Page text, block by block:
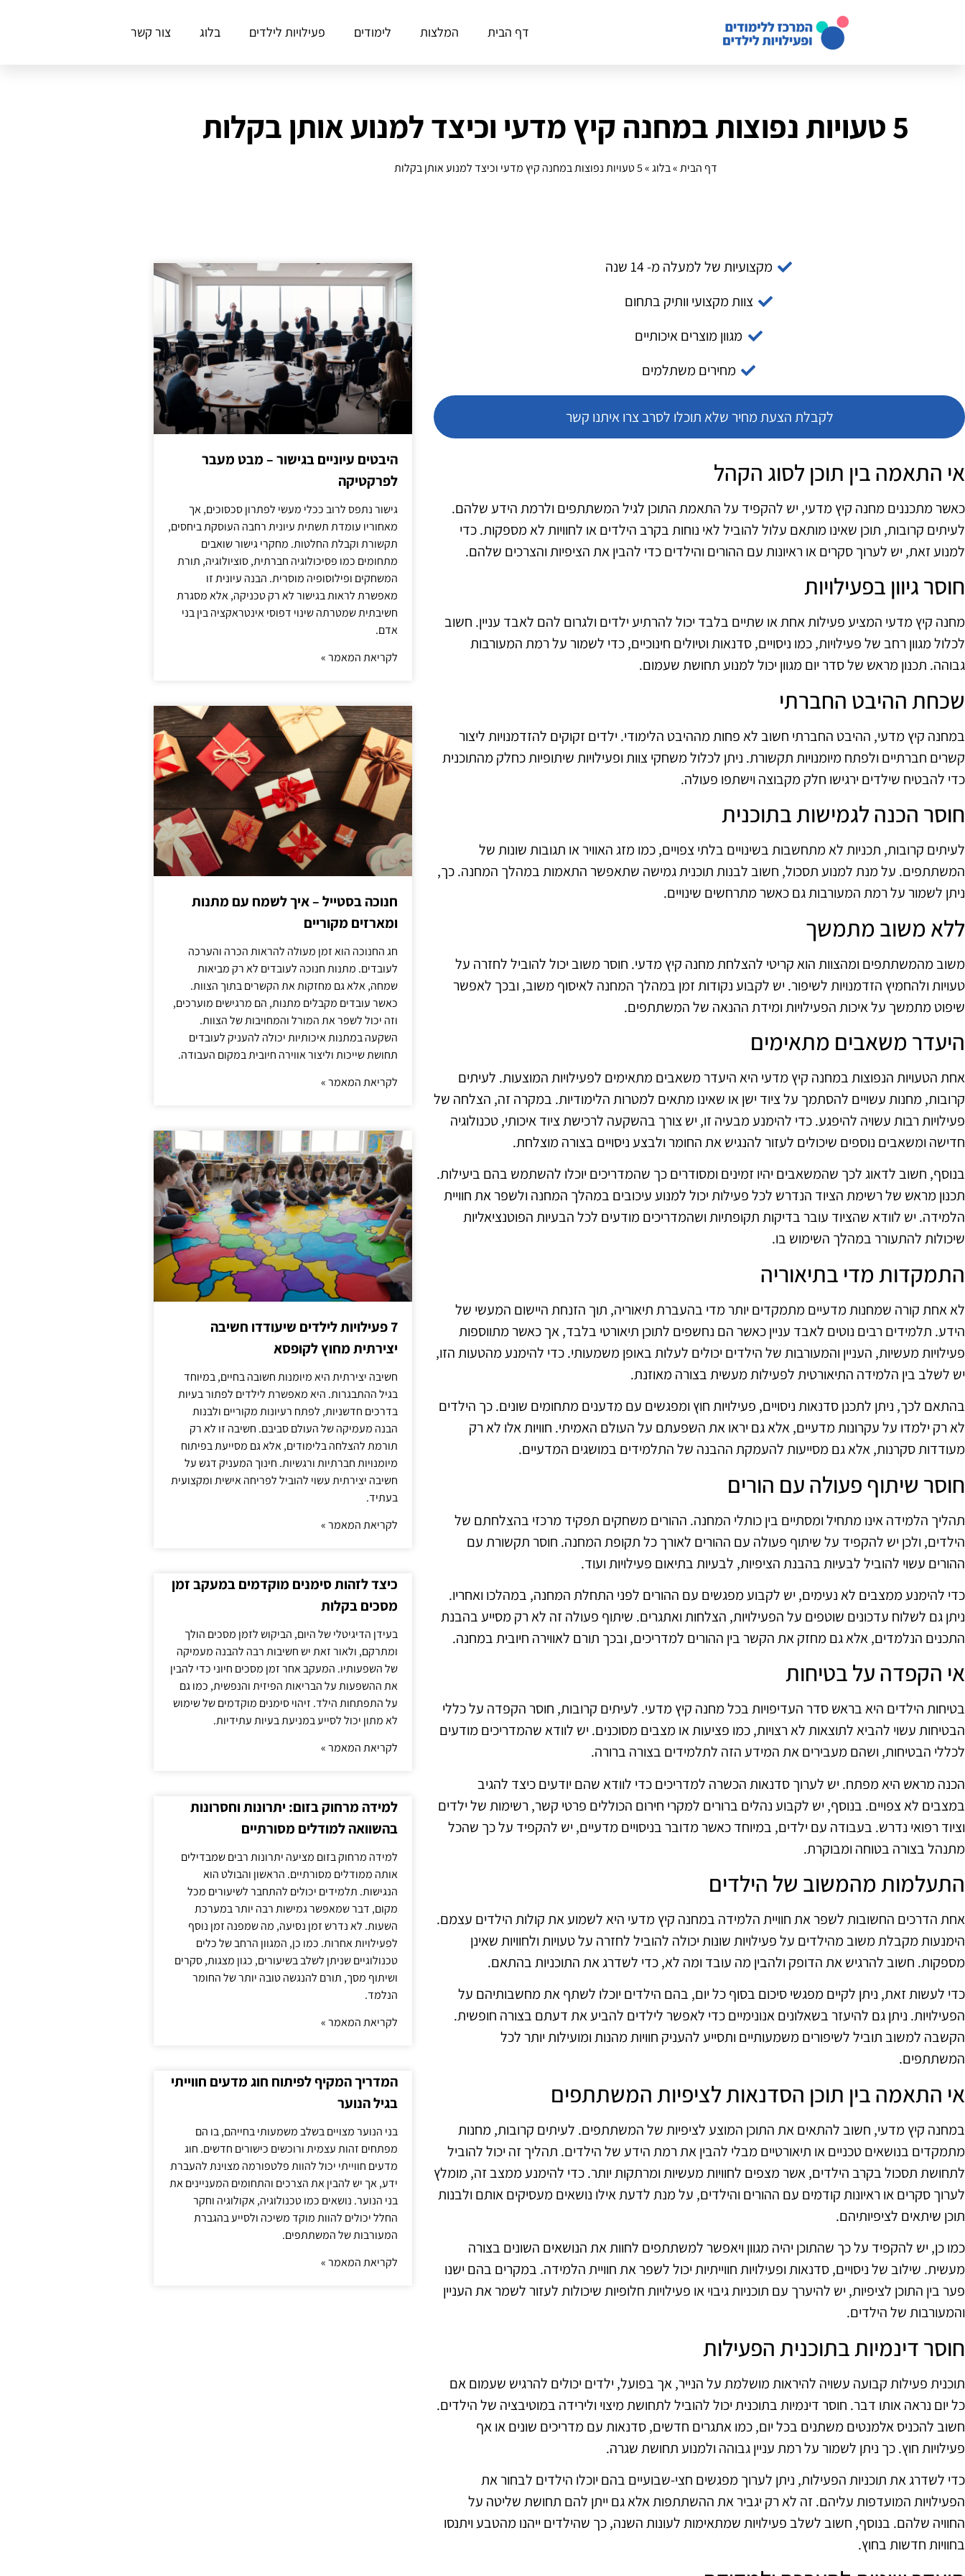
דף הבית המלצות לימודים פעילויות לילדים בלוג צור קשר
5 טעויות נפוצות במחנה קיץ מדעי וכיצד למנוע אותן בקלות
דף הבית»בלוג»5 טעויות נפוצות במחנה קיץ מדעי וכיצד למנוע אותן בקלות
מקצועיות של למעלה מ- 14 שנה
צוות מקצועי וותיק בתחום
מגוון מוצרים איכותיים
מחירים משתלמים
לקבלת הצעת מחיר שלא תוכלו לסרב צרו איתנו קשר
אי התאמה בין תוכן לסוג הקהל
כאשר מתכננים מחנה קיץ מדעי, יש להקפיד על התאמת התוכן לגיל המשתתפים ולרמת הידע שלהם.
לעיתים קרובות, תוכן שאינו מותאם עלול להוביל לאי נוחות בקרב הילדים או לחוויות לא מספקות. כדי
למנוע זאת, יש לערוך סקרים או ראיונות עם ההורים והילדים כדי להבין את הציפיות והצרכים שלהם.
חוסר גיוון בפעילויות
מחנה קיץ מדעי המציע פעילות אחת או שתיים בלבד יכול להרתיע ילדים ולגרום להם לאבד עניין. חשוב
לכלול מגוון רחב של פעילויות, כמו ניסויים, סדנאות וטיולים חינוכיים, כדי לשמור על רמת המעורבות
גבוהה. תכנון מראש של סדר יום מגוון יכול למנוע תחושת שעמום.
שכחת ההיבט החברתי
במחנה קיץ מדעי, ההיבט החברתי חשוב לא פחות מההיבט הלימודי. ילדים זקוקים להזדמנויות ליצור
קשרים חברתיים ולפתח מיומנויות תקשורת. ניתן לכלול משחקי צוות ופעילויות שיתופיות כחלק מהתוכנית
כדי להבטיח שילדים ירגישו חלק מקבוצה וישתפו פעולה.
חוסר הכנה לגמישות בתוכנית
לעיתים קרובות, תכניות לא מתחשבות בשינויים בלתי צפויים, כמו מזג האוויר או תגובות שונות של
המשתתפים. על מנת למנוע תסכול, חשוב לבנות תוכנית גמישה שתאפשר התאמות במהלך המחנה. כך,
ניתן לשמור על רמת המעורבות גם כאשר מתרחשים שינויים.
ללא משוב מתמשך
משוב מהמשתתפים ומהצוות הוא קריטי להצלחת מחנה קיץ מדעי. חוסר משוב יכול להוביל לחזרה על
טעויות ולהחמיץ הזדמנויות לשיפור. יש לקבוע נקודות זמן במהלך המחנה לאיסוף משוב, ובכך לאפשר
שיפוט מתמשך על איכות הפעילויות ומידת ההנאה של המשתתפים.
היעדר משאבים מתאימים
אחת הטעויות הנפוצות במחנה קיץ מדעי היא היעדר משאבים מתאימים לפעילויות המוצעות. לעיתים
קרובות, מחנות עשויים להסתמך על ציוד ישן או שאינו מתאים למטרות הלימודיות. במקרה זה, הצלחה של
פעילויות רבות עשויה להיפגע. כדי להימנע מבעיה זו, יש צורך בהשקעה לרכישת ציוד איכותי, טכנולוגיה
חדישה ומשאבים נוספים שיכולים לעזור להנגיש את החומר ולבצע ניסויים בצורה מוצלחת.
בנוסף, חשוב לדאוג לכך שהמשאבים יהיו זמינים ומסודרים כך שהמדריכים יוכלו להשתמש בהם ביעילות.
תכנון מראש של רשימת הציוד הנדרש לכל פעילות יכול למנוע עיכובים במהלך המחנה ולשפר את חוויית
הלמידה. יש לוודא שהציוד עובר בדיקות תקופתיות ושהמדריכים מודעים לכל הבעיות הפוטנציאליות
שיכולות להתעורר במהלך השימוש בו.
התמקדות מדי בתיאוריה
לא אחת קורה שמחנות מדעיים מתמקדים יותר מדי בהעברת תיאוריה, תוך הזנחת היישום המעשי של
הידע. תלמידים רבים נוטים לאבד עניין כאשר הם נחשפים לתוכן תיאורטי בלבד, אך כאשר מתווספות
פעילויות מעשיות, העניין והמעורבות של הילדים יכולים לעלות באופן משמעותי. כדי להימנע מהטעות הזו,
יש לשלב בין הלמידה התיאורטית לפעילות מעשית בצורה מאוזנת.
בהתאם לכך, ניתן לתכנן סדנאות ניסויים, פעילויות חוץ ומפגשים עם מדענים מתחומים שונים. כך הילדים
לא רק ילמדו על עקרונות מדעיים, אלא גם יראו את השפעתם על העולם האמיתי. חוויות אלו לא רק
מעודדות סקרנות, אלא גם מסייעות להעמקת ההבנה של התלמידים במושגים המדעיים.
חוסר שיתוף פעולה עם הורים
תהליך הלמידה אינו מתחיל ומסתיים בין כותלי המחנה. ההורים משחקים תפקיד מרכזי בהצלחתם של
הילדים, ולכן יש להקפיד על שיתוף פעולה עם ההורים לאורך כל תקופת המחנה. חוסר תקשורת עם
ההורים עשוי להוביל לבעיות בהבנת הציפיות, לבעיות בתיאום פעילויות ועוד.
כדי להימנע ממצבים לא נעימים, יש לקבוע מפגשים עם ההורים לפני התחלת המחנה, במהלכו ואחריו.
ניתן גם לשלוח עדכונים שוטפים על הפעילויות, הצלחות ואתגרים. שיתוף פעולה זה לא רק מסייע בהבנת
התכנים הנלמדים, אלא גם מחזק את הקשר בין ההורים למדריכים, ובכך תורם לאווירה חיובית במחנה.
אי הקפדה על בטיחות
בטיחות הילדים היא בראש סדר העדיפויות בכל מחנה קיץ מדעי. לעיתים קרובות, חוסר הקפדה על כללי
הבטיחות עשוי להביא לתוצאות לא רצויות, כמו פציעות או מצבים מסוכנים. יש לוודא שהמדריכים מודעים
לכללי הבטיחות, ושהם מעבירים את המידע הזה לתלמידים בצורה ברורה.
הכנה מראש היא מפתח. יש לערוך סדנאות הכשרה למדריכים כדי לוודא שהם יודעים כיצד להגיב
במצבים לא צפויים. בנוסף, יש לקבוע נהלים ברורים למקרי חירום הכוללים פרטי קשר, רשימות של ילדים
וציוד רפואי נדרש. בעבודה עם ילדים, במיוחד כאשר מדובר בניסויים מדעיים, יש להקפיד על כך שהכל
מתנהל בצורה בטוחה ומבוקרת.
התעלמות מהמשוב של הילדים
אחת הדרכים החשובות לשפר את חוויית הלמידה במחנה קיץ מדעי היא לשמוע את קולות הילדים עצמם.
הימנעות מקבלת משוב מהילדים על פעילויות שונות יכולה להוביל לחזרה על טעויות ולחוויות שאינן
מספקות. חשוב להרגיש את הדופק ולהבין מה עובד ומה לא, כדי לשדרג את התוכניות בהתאם.
כדי לעשות זאת, ניתן לקיים מפגשי סיכום בסוף כל יום, בהם הילדים יוכלו לשתף את מחשבותיהם על
הפעילויות. ניתן גם להיעזר בשאלונים אנונימיים כדי לאפשר לילדים להביע את דעתם בצורה חופשית.
הקשבה למשוב תוביל לשיפורים משמעותיים ותסייע להעניק חוויות מהנות ומועילות יותר לכל
המשתתפים.
אי התאמה בין תוכן הסדנאות לציפיות המשתתפים
במחנה קיץ מדעי, חשוב להתאים את התוכן המוצע לציפיות של המשתתפים. לעיתים קרובות, מחנות
מתמקדים בנושאים טכניים או תיאורטיים מבלי להבין את רמת הידע של הילדים. תהליך זה יכול להוביל
לתחושת תסכול בקרב הילדים, אשר מצפים לחוויות מעשיות ומרתקות יותר. כדי להימנע ממצב זה, מומלץ
לערוך סקרים או ראיונות קודמים עם ההורים והילדים, על מנת לדעת אילו נושאים מעסיקים אותם ולבנות
תוכן שיתאים לציפיותיהם.
כמו כן, יש להקפיד על כך שהתוכן יהיה מגוון ויאפשר למשתתפים לחוות את הנושאים השונים בצורה
מעשית. שילוב של ניסויים, סדנאות ופעילויות חווייתיות יכול לשפר את חוויית הלמידה. במקרים בהם ישנו
פער בין התוכן לציפיות, יש להיערך עם תוכניות גיבוי או פעילויות חלופיות שיכולות לעזור לשמר את העניין
והמעורבות של הילדים.
חוסר דינמיות בתוכנית הפעילות
תוכנית פעילות קבועה עשויה להיראות מושלמת על הנייר, אך בפועל, ילדים יכולים להרגיש שעמום אם
כל יום נראה אותו דבר. חוסר דינמיות בתוכנית יכול להוביל לתחושת מיצוי ולירידה במוטיבציה של הילדים.
חשוב להכניס אלמנטים משתנים בכל יום, כמו אתגרים חדשים, סדנאות עם מדריכים שונים או אף
פעילויות חוץ. כך ניתן לשמור על רמת עניין גבוהה ולמנוע תחושת שגרה.
כדי לשדרג את תוכניות הפעילות, ניתן לערוך מפגשים חצי-שבועיים בהם יוכלו הילדים לבחור את
הפעילויות המועדפות עליהם. זה לא רק יגביר את ההשתתפות אלא גם ייתן להם תחושת שליטה על
החוויה שלהם. בנוסף, חשוב לשלב פעילויות שמתאימות לעונות השנה, כך שהילדים ייהנו מהטבע ויתנסו
בחוויות חדשות בחוץ.
היבטים עיוניים בגישור – מבט מעבר
לפרקטיקה
גישור נתפס לרוב ככלי מעשי לפתרון סכסוכים, אך
מאחוריו עומדת תשתית עיונית רחבה העוסקת ביחסים,
תקשורת וקבלת החלטות. מחקרי גישור שואבים
מתחומים כמו פסיכולוגיה חברתית, סוציולוגיה, תורת
המשחקים ופילוסופיה מוסרית. הבנה עיונית זו
מאפשרת לראות בגישור לא רק טכניקה, אלא מסגרת
חשיבתית שמטרתה שינוי דפוסי אינטראקציה בין בני
אדם.
לקריאת המאמר »
חנוכה בסטייל – איך לשמח עם מתנות
ומארזים מקוריים
חג החנוכה הוא זמן מעולה להראות הכרה והערכה
לעובדים. מתנות חנוכה לעובדים לא רק מביאות
שמחה, אלא גם מחזקות את הקשרים בתוך הצוות.
כאשר עובדים מקבלים מתנות, הם מרגישים מוערכים,
וזה יכול לשפר את המורל והמחויבות של הצוות.
השקעה במתנות איכותיות יכולה להעניק לעובדים
תחושת שייכות וליצור אווירה חיובית במקום העבודה.
לקריאת המאמר »
7 פעילויות לילדים שיעודדו חשיבה
יצירתית מחוץ לקופסא
חשיבה יצירתית היא מיומנות חשובה בחיים, במיוחד
בגיל ההתבגרות. היא מאפשרת לילדים לפתור בעיות
בדרכים חדשניות, לפתח רעיונות מקוריים ולבנות
הבנה מעמיקה של העולם סביבם. חשיבה זו לא רק
תורמת להצלחה בלימודים, אלא גם מסייעת בפיתוח
מיומנויות חברתיות ורגשיות. חינוך המעניק דגש על
חשיבה יצירתית עשוי להוביל לפריחה אישית ומקצועית
בעתיד.
לקריאת המאמר »
כיצד לזהות סימנים מוקדמים במעקב זמן
מסכים בקלות
בעידן הדיגיטלי של היום, הביקוש לזמן מסכים הולך
ומתרקם, ולאור זאת יש חשיבות רבה להבנה מעמיקה
של השפעותיו. המעקב אחר זמן מסכים חיוני כדי להבין
את ההשפעות על הבריאות הפיזית והנפשית, כמו גם
על התפתחות הילד. זיהוי סימנים מוקדמים של שימוש
לא מתון יכול לסייע במניעת בעיות עתידיות.
לקריאת המאמר »
למידה מרחוק בזום: יתרונות וחסרונות
בהשוואה למודלים מסורתיים
למידה מרחוק בזום מציעה יתרונות רבים שמבדילים
אותה ממודלים מסורתיים. הראשון והבולט הוא
הנגישות. תלמידים יכולים להתחבר לשיעורים מכל
מקום, דבר שמאפשר גמישות רבה יותר במערכת
השעות. לא נדרש זמן נסיעה, מה שמפנה זמן נוסף
לפעילויות אחרות. כמו כן, המגוון הרחב של כלים
טכנולוגיים שניתן לשלב בשיעורים, כגון מצגות, סקרים
ושיתוף מסך, תורם להנגשה טובה יותר של החומר
הנלמד.
לקריאת המאמר »
המדריך המקיף לפיתוח חוג מדעים חווייתי
בגיל הנוער
בני הנוער מצויים בשלב משמעותי בחייהם, בו הם
מפתחים זהות עצמית ורוכשים כישורים חדשים. חוג
מדעים חווייתי יכול להוות פלטפורמה מצוינת להעברת
ידע, אך יש להבין את הצרכים והתחומים המעניינים את
בני הנוער. נושאים כמו טכנולוגיה, אקולוגיה וחקר
החלל יכולים להוות מוקד משיכה ולסייע בהגברת
המעורבות של המשתתפים.
לקריאת המאמר »